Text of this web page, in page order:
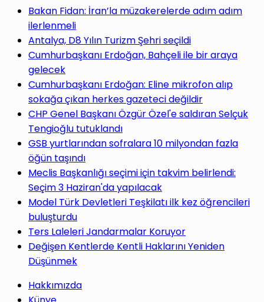
yap
...
Bakan Fidan: İran’la müzakerelerde adım adım
ilerlenmeli
Antalya, D8 Yılın Turizm Şehri seçildi
Cumhurbaşkanı Erdoğan, Bahçeli ile bir araya
gelecek
Cumhurbaşkanı Erdoğan: Eline mikrofon alıp
sokağa çıkan herkes gazeteci değildir
CHP Genel Başkanı Özgür Özel'e saldıran Selçuk
Tengioğlu tutuklandı
GSB yurtlarından sofralara 10 milyondan fazla
öğün taşındı
Meclis Başkanlığı seçimi için takvim belirlendi:
Seçim 3 Haziran'da yapılacak
Model Türk Devletleri Teşkilatı ilk kez öğrencileri
buluşturdu
Ters Laleleri Jandarmalar Koruyor
Değişen Kentlerde Kentli Haklarını Yeniden
Düşünmek
Hakkımızda